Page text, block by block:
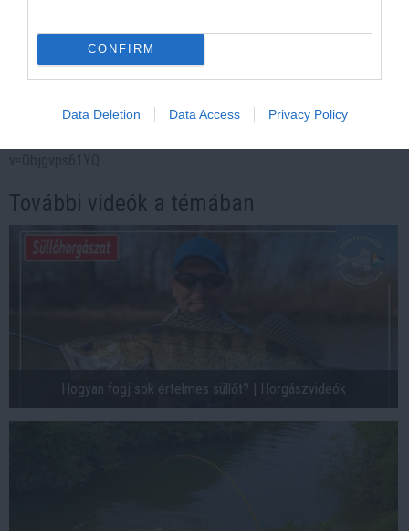
CONFIRM
Data Deletion Data Access Privacy Policy
További videók a témában
Hogyan fogj sok értelmes süllőt? | Horgászvideók